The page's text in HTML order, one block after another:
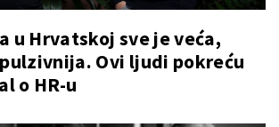
u Hrvatskoj sve je veća,
Ovi ljudi pokreću
o HR-u